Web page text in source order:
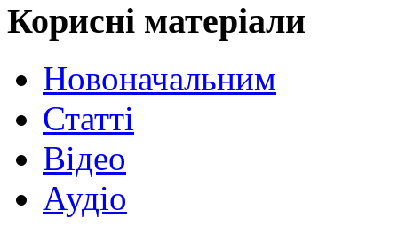
Корисні матеріали
Новоначальним
Статті
Відео
Аудіо